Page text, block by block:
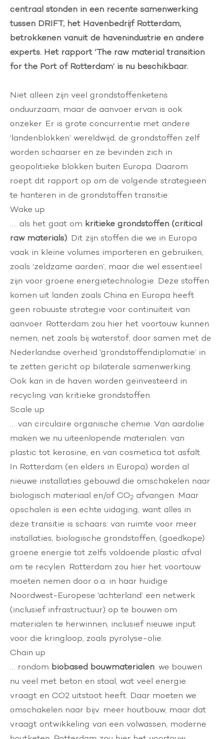
centraal stonden in een recente samenwerking
tussen DRIFT, het Havenbedrijf Rotterdam,
betrokkenen vanuit de havenindustrie en andere
experts. Het rapport ‘The raw material transition
for the Port of Rotterdam’ is nu beschikbaar.
Niet alleen zijn veel grondstoffenketens
onduurzaam, maar de aanvoer ervan is ook
onzeker. Er is grote concurrentie met andere
‘landenblokken’ wereldwijd, de grondstoffen zelf
worden schaarser en ze bevinden zich in
geopolitieke blokken buiten Europa. Daarom
roept dit rapport op om de volgende strategieën
te hanteren in de grondstoffen transitie:
Wake up
…. als het gaat om kritieke grondstoffen (critical
raw materials). Dit zijn stoffen die we in Europa
vaak in kleine volumes importeren en gebruiken,
zoals ‘zeldzame aarden’, maar die wel essentieel
zijn voor groene energietechnologie. Deze stoffen
komen uit landen zoals China en Europa heeft
geen robuuste strategie voor continuïteit van
aanvoer. Rotterdam zou hier het voortouw kunnen
nemen, net zoals bij waterstof, door samen met de
Nederlandse overheid ‘grondstoffendiplomatie’ in
te zetten gericht op bilaterale samenwerking.
Ook kan in de haven worden geïnvesteerd in
recycling van kritieke grondstoffen.
Scale up
… van circulaire organische chemie. Van aardolie
maken we nu uiteenlopende materialen: van
plastic tot kerosine, en van cosmetica tot asfalt.
In Rotterdam (en elders in Europa) worden al
nieuwe installaties gebouwd die omschakelen naar
biologisch materiaal en/of CO2 afvangen. Maar
opschalen is een echte uidaging, want alles in
deze transitie is schaars: van ruimte voor meer
installaties, biologische grondstoffen, (goedkope)
groene energie tot zelfs voldoende plastic afval
om te recylen. Rotterdam zou hier het voortouw
moeten nemen door o.a. in haar huidige
Noordwest-Europese ‘achterland’ een netwerk
(inclusief infrastructuur) op te bouwen om
materialen te herwinnen, inclusief nieuwe input
voor die kringloop, zoals pyrolyse-olie.
Chain up
… rondom biobased bouwmaterialen: we bouwen
nu veel met beton en staal, wat veel energie
vraagt en CO2 uitstoot heeft. Daar moeten we
omschakelen naar bijv. meer houtbouw, maar dat
vraagt ontwikkeling van een volwassen, moderne